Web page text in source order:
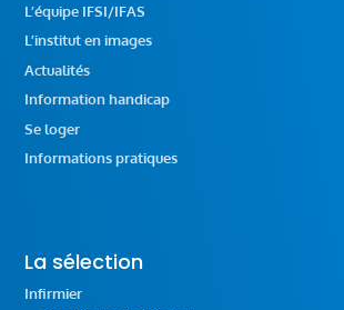
L’équipe IFSI/IFAS
L’institut en images
Actualités
Information handicap
Se loger
Informations pratiques
La sélection
Infirmier